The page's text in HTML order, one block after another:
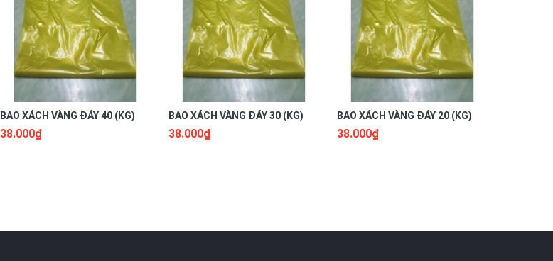
BAO XÁCH VÀNG ĐÁY 40 (KG)
38.000₫
BAO XÁCH VÀNG ĐÁY 30 (KG)
38.000₫
BAO XÁCH VÀNG ĐÁY 20 (KG)
38.000₫